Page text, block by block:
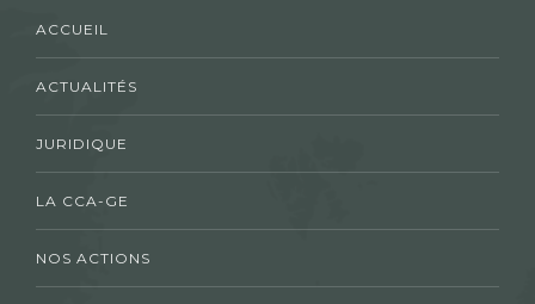
ACCUEIL
ACTUALITÉS
JURIDIQUE
LA CCA-GE
NOS ACTIONS